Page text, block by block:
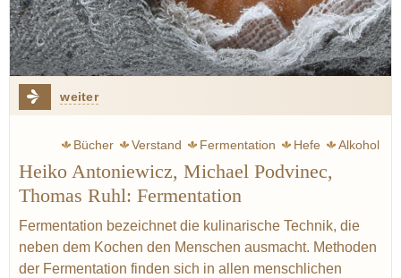
weiter
Bücher Verstand Fermentation Hefe
Alkohol
Sauerkraut
Pastrami Ruhl Thomas Wurst
Tee
Schinken
Heiko Antoniewicz, Michael Podvinec,
Thomas Ruhl: Fermentation
Fermentation bezeichnet die kulinarische Technik, die
neben dem Kochen den Menschen ausmacht. Methoden
der Fermentation finden sich in allen menschlichen